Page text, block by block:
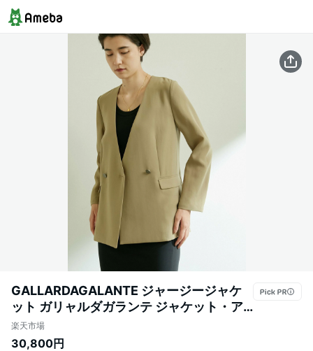
GALLARDAGALANTE ジャージージャケ
ット ガリャルダガランテ ジャケット・ア
ウター その他のジャケット・アウター ブ
ラウン ブラック【送料無料】
楽天市場
30,800円